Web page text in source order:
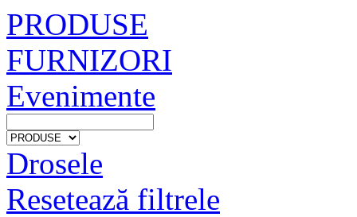
PRODUSE
FURNIZORI
Evenimente
Drosele
Resetează filtrele